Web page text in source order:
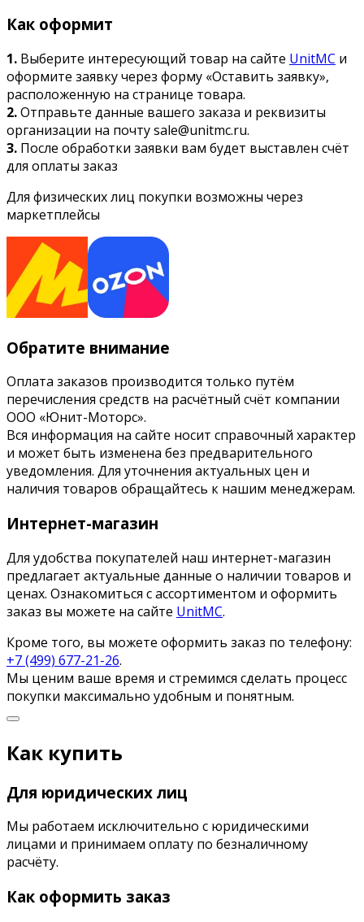
Как оформит
1. Выберите интересующий товар на сайте UnitMC и
оформите заявку через форму «Оставить заявку»,
расположенную на странице товара.
2.Отправьте данные вашего заказа и реквизиты
организации на почту sale@unitmc.ru.
3. После обработки заявки вам будет выставлен счёт
для оплаты заказ
Для физических лиц покупки возможны через
маркетплейсы
Обратите внимание
Оплата заказов производится только путём
перечисления средств на расчётный счёт компании
ООО «Юнит-Моторс».
Вся информация на сайте носит справочный характер
и может быть изменена без предварительного
уведомления. Для уточнения актуальных цен и
наличия товаров обращайтесь к нашим менеджерам.
Интернет-магазин
Для удобства покупателей наш интернет-магазин
предлагает актуальные данные о наличии товаров и
ценах. Ознакомиться с ассортиментом и оформить
заказ вы можете на сайте UnitMC.
Кроме того, вы можете оформить заказ по телефону:
+7 (499) 677-21-26.
Мы ценим ваше время и стремимся сделать процесс
покупки максимально удобным и понятным.
Как купить
Для юридических лиц
Мы работаем исключительно с юридическими
лицами и принимаем оплату по безналичному
расчёту.
Как оформить заказ